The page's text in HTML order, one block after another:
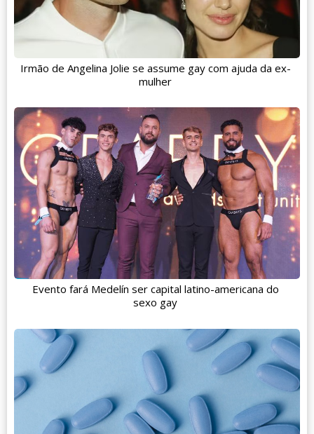
Irmão de Angelina Jolie se assume gay com ajuda da ex-
mulher
Evento fará Medelín ser capital latino-americana do
sexo gay